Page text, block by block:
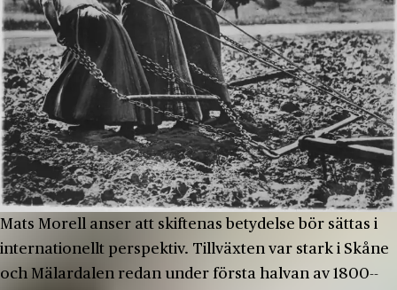
Mats Morell anser att skiftenas betydelse bör sättas i
internationellt perspektiv. Tillväxten var stark i Skåne
och Mälardalen redan under första halvan av 1800-­